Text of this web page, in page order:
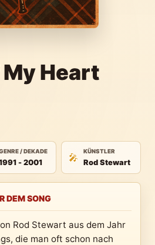
Heart
/ DEKADE
- 2001 🎤
KÜNSTLER
Rod Stewart
DEM SONG
Rod Stewart aus dem Jahr
die man oft schon nach